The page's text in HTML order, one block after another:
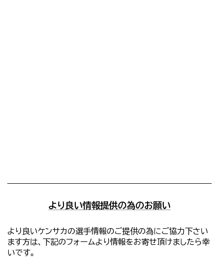
より良い情報提供の為のお願い
より良いケンサカの選手情報のご提供の為にご協力下さい
ます方は、下記のフォームより情報をお寄せ頂けましたら幸
いです。